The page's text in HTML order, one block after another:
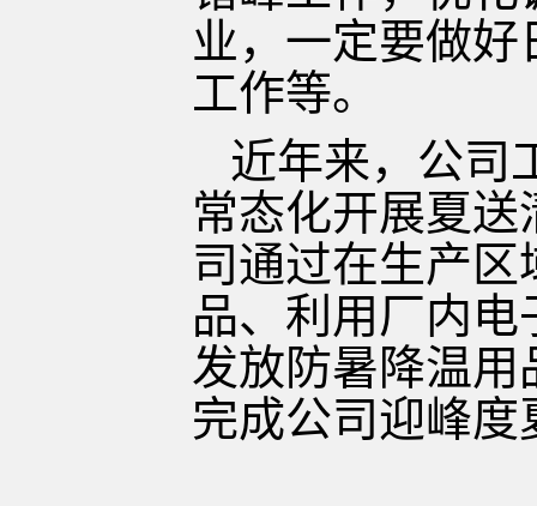
业，一定要做
工作等。
近年来，公司
常态化开展夏
司通过在生产
品、利用厂内
发放防暑降温
完成公司迎峰